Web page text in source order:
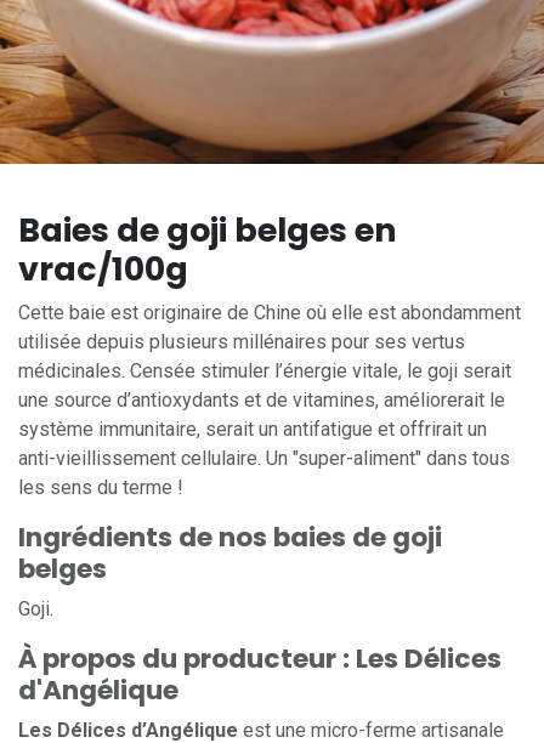
Baies de goji belges en
vrac/100g
Cette baie est originaire de Chine où elle est abondamment
utilisée depuis plusieurs millénaires pour ses vertus
médicinales. Censée stimuler l’énergie vitale, le goji serait
une source d’antioxydants et de vitamines, améliorerait le
système immunitaire, serait un antifatigue et offrirait un
anti-vieillissement cellulaire. Un "super-aliment" dans tous
les sens du terme !
Ingrédients de nos baies de goji
belges
Goji.
À propos du producteur : Les Délices
d'Angélique
Les Délices d’Angélique est une micro-ferme artisanale